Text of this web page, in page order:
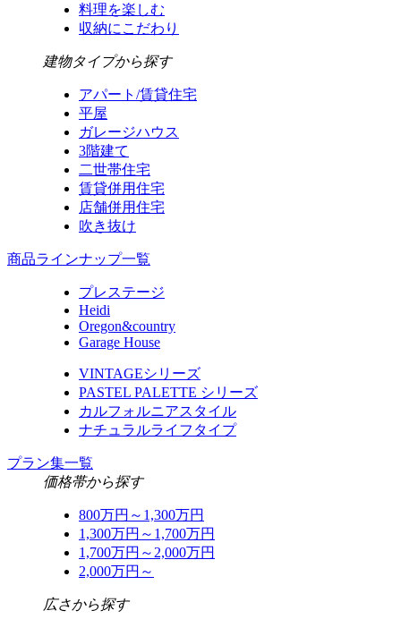
料理を楽しむ
収納にこだわり
建物タイプから探す
アパート/賃貸住宅
平屋
ガレージハウス
3階建て
二世帯住宅
賃貸併用住宅
店舗併用住宅
吹き抜け
商品ラインナップ一覧
プレステージ
Heidi
Oregon&country
Garage House
VINTAGEシリーズ
PASTEL PALETTE シリーズ
カルフォルニアスタイル
ナチュラルライフタイプ
プラン集一覧
価格帯から探す
800万円～1,300万円
1,300万円～1,700万円
1,700万円～2,000万円
2,000万円～
広さから探す